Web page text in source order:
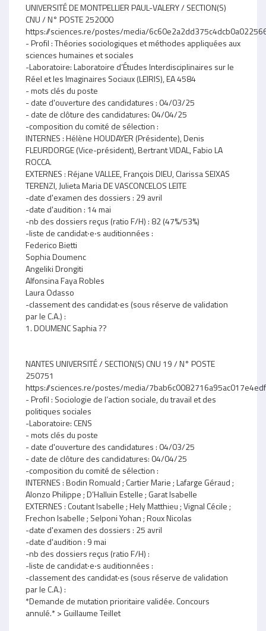
UNIVERSITÉ DE MONTPELLIER PAUL-VALERY / SECTION(S)
CNU / N° POSTE 252000
https://sciences.re/postes/media/
- Profil : Théories sociologiques et méthodes appliquées aux
sciences humaines et sociales
-Laboratoire: Laboratoire d’Études Interdisciplinaires sur le
Réel et les Imaginaires Sociaux (LEIRIS), EA 4584
- mots clés du poste
- date d'ouverture des candidatures : 04/03/25
- date de clôture des candidatures: 04/04/25
-composition du comité de sélection :
INTERNES : Hélène HOUDAYER (Présidente), Denis
FLEURDORGE (Vice-président), Bertrant VIDAL, Fabio LA
ROCCA.
EXTERNES : Réjane VALLEE, François DIEU, Clarissa SEIXAS
TERENZI, Julieta Maria DE VASCONCELOS LEITE
-date d'examen des dossiers : 29 avril
-date d'audition : 14 mai
-nb des dossiers reçus (ratio F/H) : 82 (47%/53%)
-liste de candidat‧e‧s auditionnées :
Federico Bietti
Sophia Doumenc
Angeliki Drongiti
Alfonsina Faya Robles
Laura Odasso
-classement des candidat‧es (sous réserve de validation
par le C.A.) :
1. DOUMENC Saphia ??
NANTES UNIVERSITÉ / SECTION(S) CNU 19 / N° POSTE
250751
https://sciences.re/postes/media/
- Profil : Sociologie de l’action sociale, du travail et des
politiques sociales
-Laboratoire: CENS
- mots clés du poste
- date d'ouverture des candidatures : 04/03/25
- date de clôture des candidatures: 04/04/25
-composition du comité de sélection :
INTERNES : Bodin Romuald ; Cartier Marie ; Lafarge Géraud ;
Alonzo Philippe ; D’Halluin Estelle ; Garat Isabelle
EXTERNES : Coutant Isabelle ; Hely Matthieu ; Vignal Cécile ;
Frechon Isabelle ; Selponi Yohan ; Roux Nicolas
-date d'examen des dossiers : 25 avril
-date d'audition : 9 mai
-nb des dossiers reçus (ratio F/H) :
-liste de candidat‧e‧s auditionnées :
-classement des candidat‧es (sous réserve de validation
par le C.A.) :
*Demande de mutation prioritaire validée. Concours
annulé.* > Guillaume Teillet